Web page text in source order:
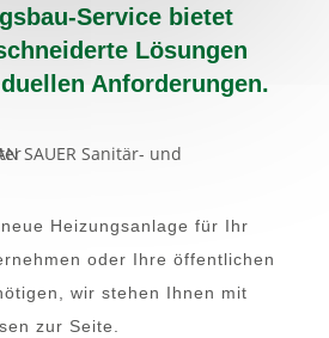
Service bietet
Lösungen
Anforderungen.
Heizungsanlage für Ihr
oder Ihre öffentlichen
wir stehen Ihnen mit
zur Seite.